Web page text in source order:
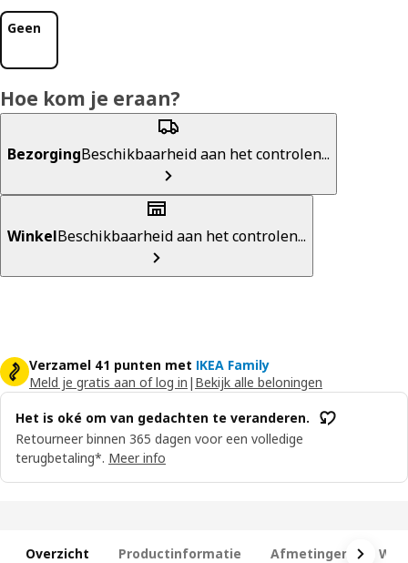
Geen
Hoe kom je eraan?
BezorgingBeschikbaarheid aan het controlen...
WinkelBeschikbaarheid aan het controlen...
Verzamel 41 punten met IKEA Family
Meld je gratis aan of log in | Bekijk alle beloningen
Het is oké om van gedachten te veranderen.
Retourneer binnen 365 dagen voor een volledige
terugbetaling*. Meer info
Overzicht Productinformatie Afmetingen